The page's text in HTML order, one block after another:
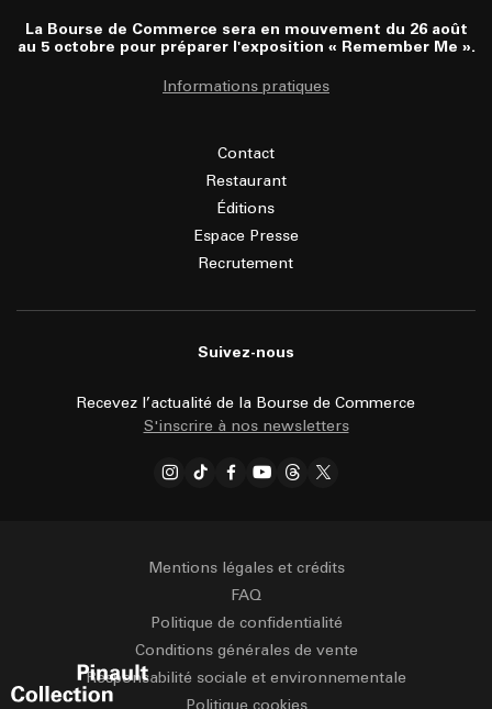
La Bourse de Commerce sera en mouvement du 26 août
au 5 octobre pour préparer l'exposition « Remember Me ».
Informations pratiques
Contact
Restaurant
Éditions
Espace Presse
Recrutement
Suivez-nous
Recevez l’actualité de la Bourse de Commerce
S'inscrire à nos newsletters
Mentions légales et crédits
FAQ
Politique de confidentialité
Conditions générales de vente
Responsabilité sociale et environnementale
Politique cookies